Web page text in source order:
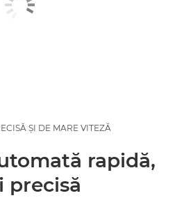
ŞI DE MARE VITEZĂ
rapidă,
precisă